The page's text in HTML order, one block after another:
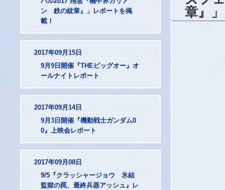
ン 鉄の紋章』」レポートを掲
載！
2017年09月15日
9月9日開催『THEビッグオー』オ
ールナイトレポート
2017年09月14日
9月3日開催『機動戦士ガンダム0
0』上映会レポート
2017年09月08日
9/5『クラッシャージョウ 氷結
監獄の罠、最終兵器アッシュ』レ
章』